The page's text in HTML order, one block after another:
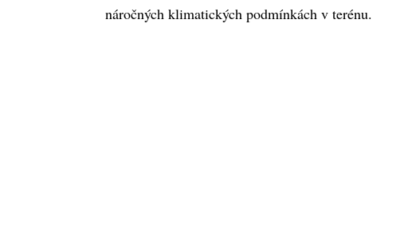
náročných klimatických podmínkách v terénu.